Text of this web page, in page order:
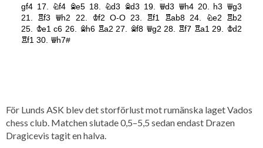
För Lunds ASK blev det storförlust mot rumänska laget Vados
chess club. Matchen slutade 0,5–5,5 sedan endast Drazen
Dragicevis tagit en halva.